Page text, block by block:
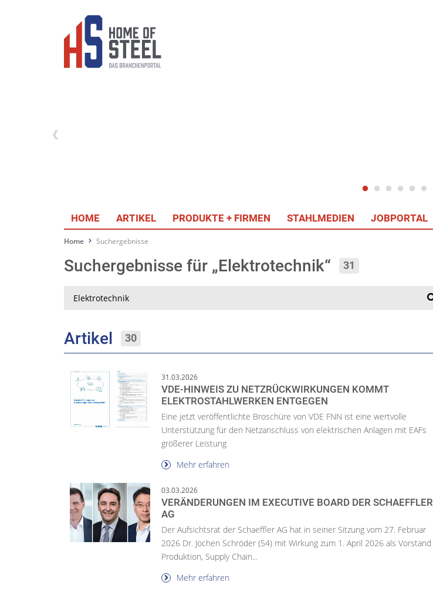
HOME ARTIKEL PRODUKTE + FIRMEN STAHLMEDIEN JOBPORTAL
Home Suchergebnisse
Suchergebnisse für „Elektrotechnik“ 31
Artikel 30
31.03.2026
VDE-HINWEIS ZU NETZRÜCKWIRKUNGEN KOMMT
ELEKTROSTAHLWERKEN ENTGEGEN
Eine jetzt veröffentlichte Broschüre von VDE FNN ist eine wertvolle
Unterstützung für den Netzanschluss von elektrischen Anlagen mit EAFs
größerer Leistung
Mehr erfahren
03.03.2026
VERÄNDERUNGEN IM EXECUTIVE BOARD DER SCHAEFFLER
AG
Der Aufsichtsrat der Schaeffler AG hat in seiner Sitzung vom 27. Februar
2026 Dr. Jochen Schröder (54) mit Wirkung zum 1. April 2026 als Vorstand
Produktion, Supply Chain...
Mehr erfahren